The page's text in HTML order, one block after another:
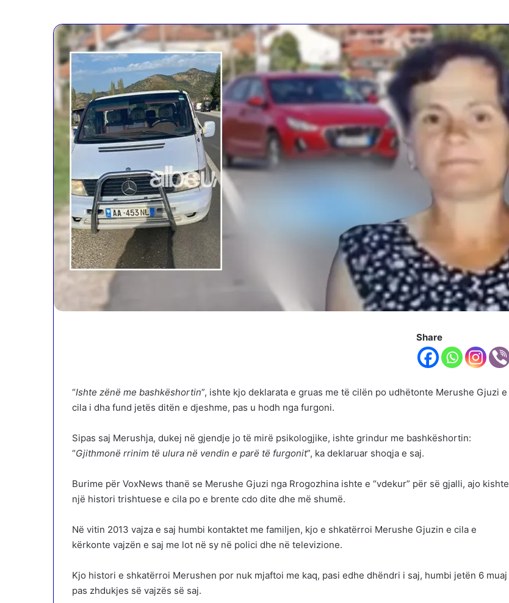
Share
“Ishte zënë me bashkëshortin”, ishte kjo deklarata e gruas me të cilën po udhëtonte Merushe Gjuzi e
cila i dha fund jetës ditën e djeshme, pas u hodh nga furgoni.
Sipas saj Merushja, dukej në gjendje jo të mirë psikologjike, ishte grindur me bashkëshortin:
“Gjithmonë rrinim të ulura në vendin e parë të furgonit”, ka deklaruar shoqja e saj.
Burime për VoxNews thanë se Merushe Gjuzi nga Rrogozhina ishte e “vdekur” për së gjalli, ajo kishte
një histori trishtuese e cila po e brente cdo dite dhe më shumë.
Në vitin 2013 vajza e saj humbi kontaktet me familjen, kjo e shkatërroi Merushe Gjuzin e cila e
kërkonte vajzën e saj me lot në sy në polici dhe në televizione.
Kjo histori e shkatërroi Merushen por nuk mjaftoi me kaq, pasi edhe dhëndri i saj, humbi jetën 6 muaj
pas zhdukjes së vajzës së saj.